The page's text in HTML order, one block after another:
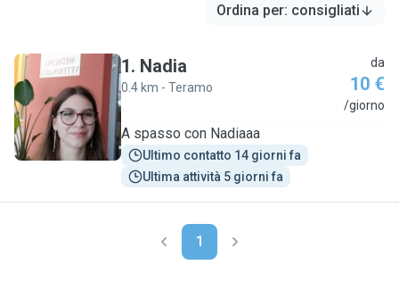
Ordina per: consigliati
N
1. Nadia
0.4 km - Teramo
da
10 €
/giorno
A spasso con Nadiaaa
Ultimo contatto 14 giorni fa
Ultima attività 5 giorni fa
1